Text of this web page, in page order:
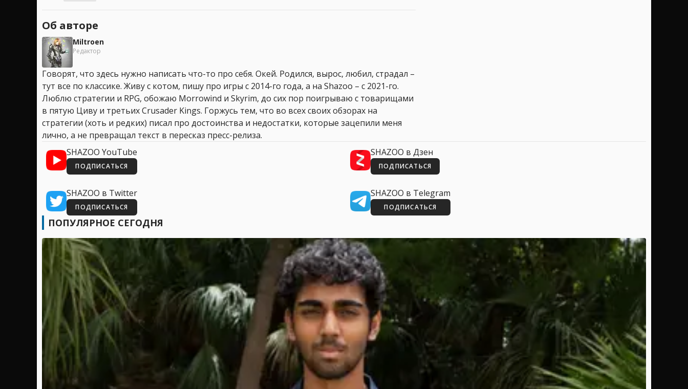
Об авторе
Miltroen
Редактор
Говорят, что здесь нужно написать что-то про себя. Окей. Родился, вырос, любил, страдал –
тут все по классике. Живу с котом, пишу про игры с 2014-го года, а на Shazoo – с 2021-го.
Люблю стратегии и RPG, обожаю Morrowind и Skyrim, до сих пор поигрываю с товарищами
в пятую Циву и третьих Crusader Kings. Горжусь тем, что во всех своих обзорах на
стратегии (хоть и редких) писал про достоинства и недостатки, которые зацепили меня
лично, а не превращал текст в пересказ пресс-релиза.
SHAZOO YouTube
ПОДПИСАТЬСЯ
SHAZOO в Дзен
ПОДПИСАТЬСЯ
SHAZOO в Twitter
ПОДПИСАТЬСЯ
SHAZOO в Telegram
ПОДПИСАТЬСЯ
ПОПУЛЯРНОЕ СЕГОДНЯ